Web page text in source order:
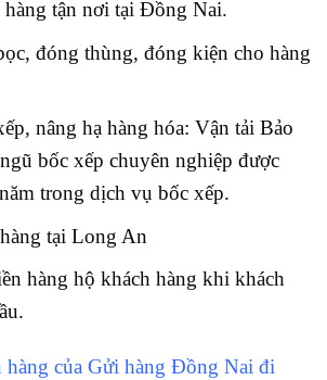
tận nơi tại Đồng Nai.
đóng thùng, đóng kiện cho hàng
nâng hạ hàng hóa: Vận tải Bảo
bốc xếp chuyên nghiệp được
trong dịch vụ bốc xếp.
tại Long An
hàng hộ khách hàng khi khách
hàng của Gửi hàng Đồng Nai đi